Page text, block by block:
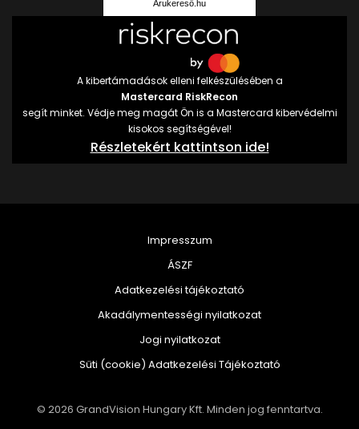
Árukereső.hu
A kibertámadások elleni felkészülésében a
Mastercard RiskRecon
segít minket. Védje meg magát Ön is a Mastercard kibervédelmi
kisokos segítségével!
Részletekért kattintson ide!
© 2026 GrandVision Hungary Kft. Minden jog fenntartva.
Impresszum
ÁSZF
Adatkezelési tájékoztató
Akadálymentességi nyilatkozat
Jogi nyilatkozat
Süti (cookie) Adatkezelési Tájékoztató